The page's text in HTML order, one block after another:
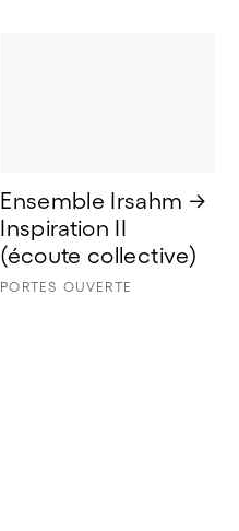
Ensemble Irsahm →
Inspiration II
(écoute collective)
PORTES OUVERTE